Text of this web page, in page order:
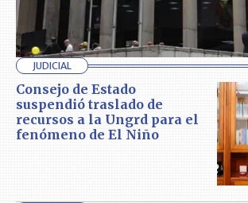
JUDICIAL
Consejo de Estado
suspendió traslado de
recursos a la Ungrd para el
fenómeno de El Niño